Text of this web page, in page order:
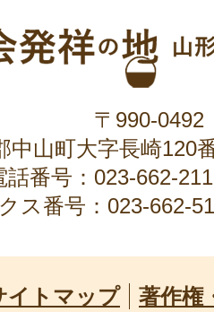
〒990-0492
中山町大字長崎120
話番号：023-662-
ス番号：023-662-
イトマップ
著作権